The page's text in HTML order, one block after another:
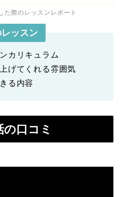
た際のレッスンレポート
ッスン
カリキュラム
げてくれる雰囲気
る内容
口コミ